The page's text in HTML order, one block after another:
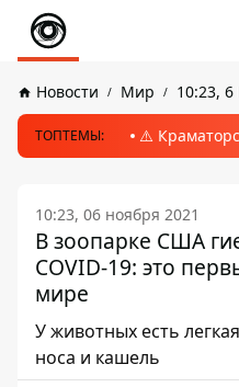
Новости Мир 10:23, 6
ТОПТЕМЫ: ⚠️
10:23, 06 ноября 2021
В зоопарке США
COVID-19: это
мире
У животных есть
носа и кашель